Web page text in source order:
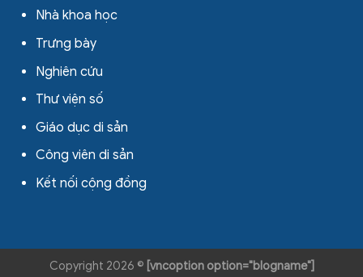
Nhà khoa học
Trưng bày
Nghiên cứu
Thư viện số
Giáo dục di sản
Công viên di sản
Kết nối cộng đồng
Copyright 2026 © [vncoption option="blogname"]